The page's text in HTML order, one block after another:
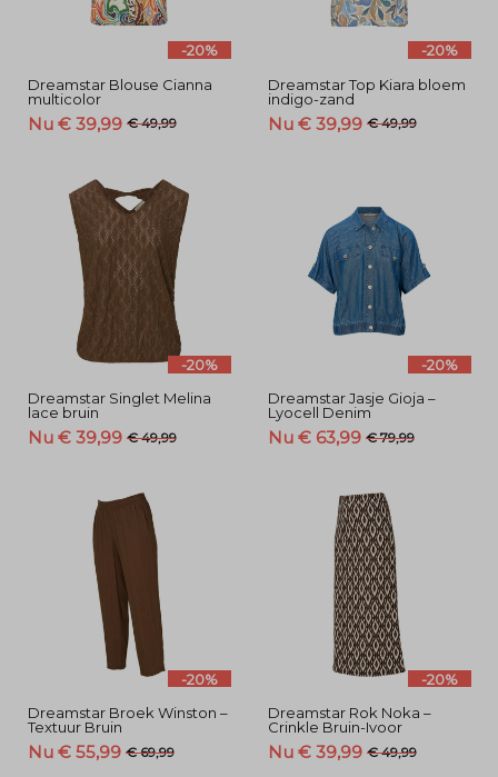
-20%
Dreamstar Blouse Cianna
multicolor
Nu € 39,99 € 49,99
-20%
Dreamstar Top Kiara bloem
indigo-zand
Nu € 39,99 € 49,99
-20%
Dreamstar Singlet Melina
lace bruin
Nu € 39,99 € 49,99
-20%
Dreamstar Jasje Gioja –
Lyocell Denim
Nu € 63,99 € 79,99
-20%
Dreamstar Broek Winston –
Textuur Bruin
Nu € 55,99 € 69,99
-20%
Dreamstar Rok Noka –
Crinkle Bruin-Ivoor
Nu € 39,99 € 49,99